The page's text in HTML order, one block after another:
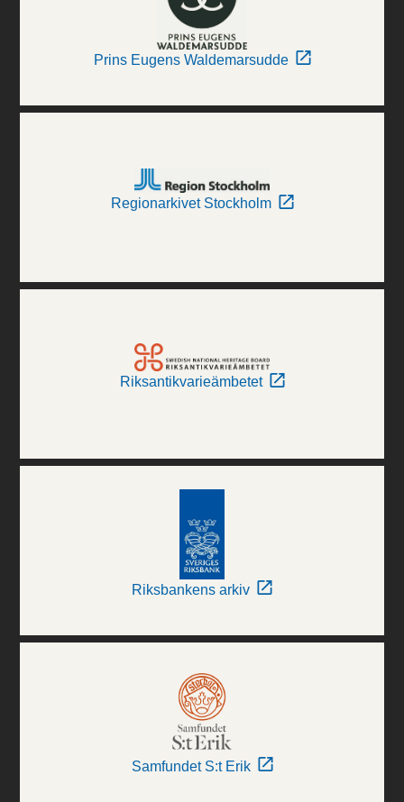
Prins Eugens Waldemarsudde
Regionarkivet Stockholm
Riksantikvarieämbetet
Riksbankens arkiv
Samfundet S:t Erik